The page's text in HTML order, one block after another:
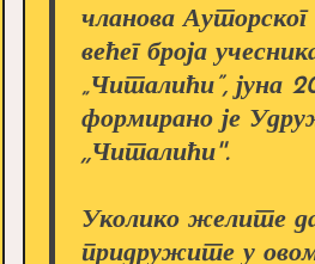
чланова
већег броја
„Читалићи”, јуна
формирано је
,,Читалићи''.
Уколико желите
придружите у